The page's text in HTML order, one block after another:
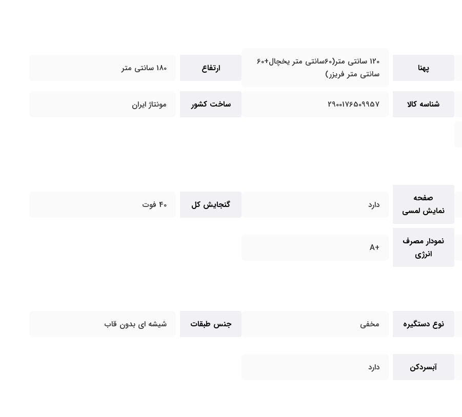
پهنا
120 سانتی متر(60سانتی متر یخچال+60
سانتی متر فریزر)
ارتفاع 180 سانتی متر
شناسه کالا 2900176509957 ساخت کشور مونتاژ ایران
صفحه
نمایش لمسی
دارد گنجایش کل 40 فوت
نمودار مصرف
انرژی
+A
نوع دستگیره مخفی جنس طبقات شیشه ای بدون قاب
آبسردکن دارد